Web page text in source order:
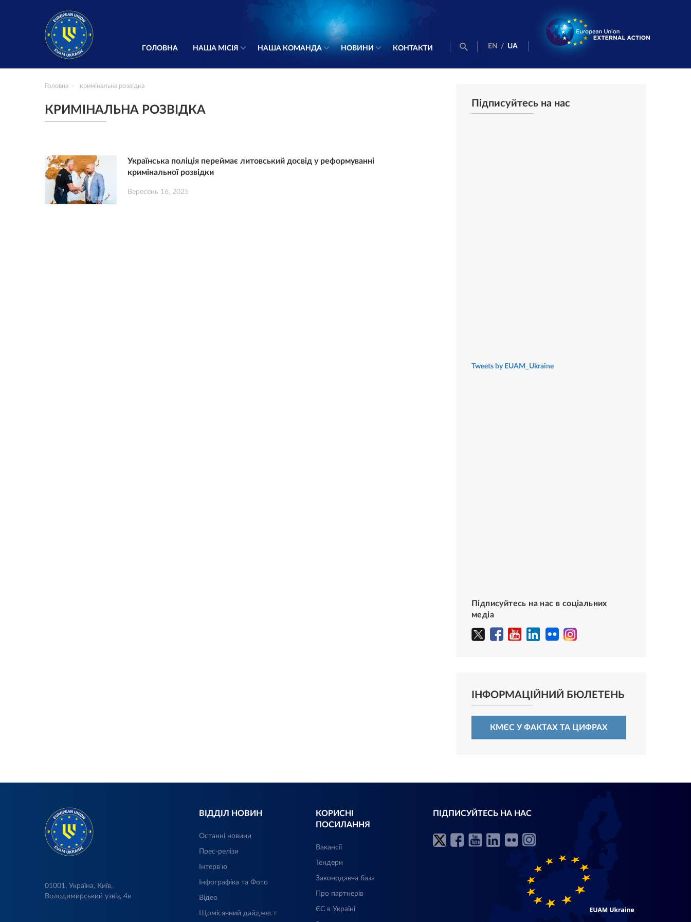
ГОЛОВНА НАША МІСІЯ НАША КОМАНДА НОВИНИ КОНТАКТИ EN / UA
Головна кримінальна розвідка
КРИМІНАЛЬНА РОЗВІДКА
Українська поліція переймає литовський досвід у реформуванні
кримінальної розвідки
Вересень 16, 2025
Підписуйтесь на нас
Tweets by EUAM_Ukraine
Підписуйтесь на нас в соціальних
медіа
ІНФОРМАЦІЙНИЙ БЮЛЕТЕНЬ
КМЄС У ФАКТАХ ТА ЦИФРАХ
01001, Україна, Київ,
Володимирський узвіз, 4в
ВІДДІЛ НОВИН
Останні новини
Прес-релізи
Інтерв’ю
Інфографіка та Фото
Відео
Щомісячний дайджест
КОРИСНІ
ПОСИЛАННЯ
Вакансії
Тендери
Законодавча база
Про партнерів
ЄС в Україні
ПІДПИСУЙТЕСЬ НА НАС